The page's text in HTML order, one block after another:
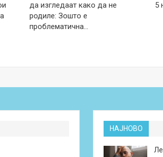
да изгледаат како да не
родиле: Зошто е
проблематична…
5
НАЈНОВО